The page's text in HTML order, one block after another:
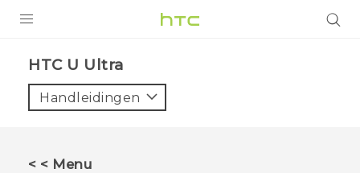
VIVE
HTC U Ultra‎
Handleidingen
< < Menu